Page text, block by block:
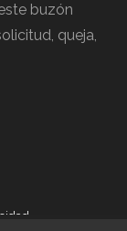
buzón
queja,